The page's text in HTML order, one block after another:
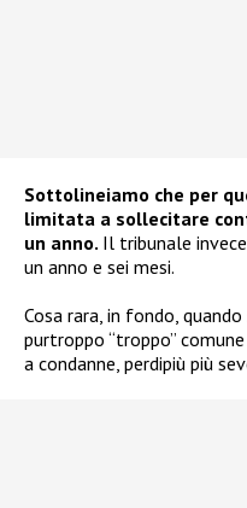
Sottolineiamo che per
limitata a sollecitare
un anno. Il tribunale
un anno e sei mesi.
Cosa rara, in fondo,
purtroppo “troppo”
a condanne, perdipiù più